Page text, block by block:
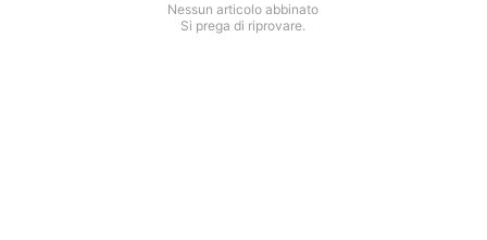
Nessun articolo abbinato
Si prega di riprovare.